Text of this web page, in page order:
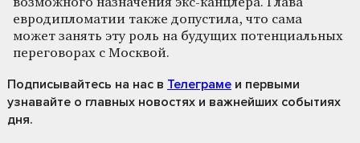
евродипломатии также допустила, что сама
может занять эту роль на будущих потенциальных
переговорах с Москвой.
Подписывайтесь на нас в Телеграме и первыми
узнавайте о главных новостях и важнейших событиях
дня.